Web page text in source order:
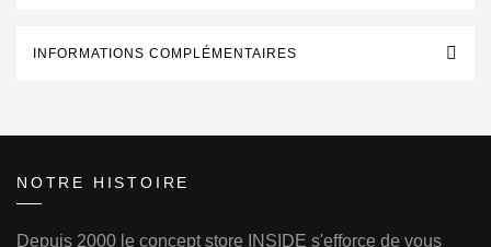
INFORMATIONS COMPLÉMENTAIRES
NOTRE HISTOIRE
Depuis 2000 le concept store INSIDE s'efforce de vous